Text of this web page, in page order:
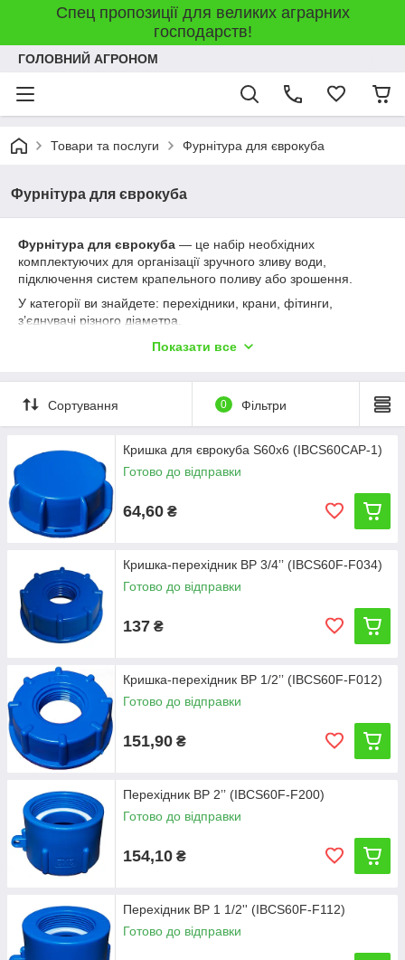
Спец пропозиції для великих аграрних
господарств!
ГОЛОВНИЙ АГРОНОМ
Товари та послуги Фурнітура для єврокуба
Фурнітура для єврокуба
Фурнітура для єврокуба — це набір необхідних
комплектуючих для організації зручного зливу води,
підключення систем крапельного поливу або зрошення.
У категорії ви знайдете: перехідники, крани, фітинги,
з’єднувачі різного діаметра.
популярними моделями єврокубів. Ідеально підходить для
Показати все
Сортування 0 Фільтри
Кришка для єврокуба S60х6 (IBCS60CAP-1)
Готово до відправки
64,60 ₴
Кришка-перехідник ВР 3/4ʼʼ (IBCS60F-F034)
Готово до відправки
137 ₴
Кришка-перехідник ВР 1/2ʼʼ (IBCS60F-F012)
Готово до відправки
151,90 ₴
Перехідник ВР 2ʼʼ (IBCS60F-F200)
Готово до відправки
154,10 ₴
Перехідник ВР 1 1/2'' (IBCS60F-F112)
Готово до відправки